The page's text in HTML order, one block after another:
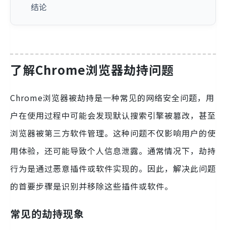
结论
了解Chrome浏览器劫持问题
Chrome浏览器被劫持是一种常见的网络安全问题，用
户在使用过程中可能会发现默认搜索引擎被篡改，甚至
浏览器被第三方软件管理。这种问题不仅影响用户的使
用体验，还可能导致个人信息泄露。通常情况下，劫持
行为是通过恶意插件或软件实现的。因此，解决此问题
的首要步骤是识别并移除这些插件或软件。
常见的劫持现象